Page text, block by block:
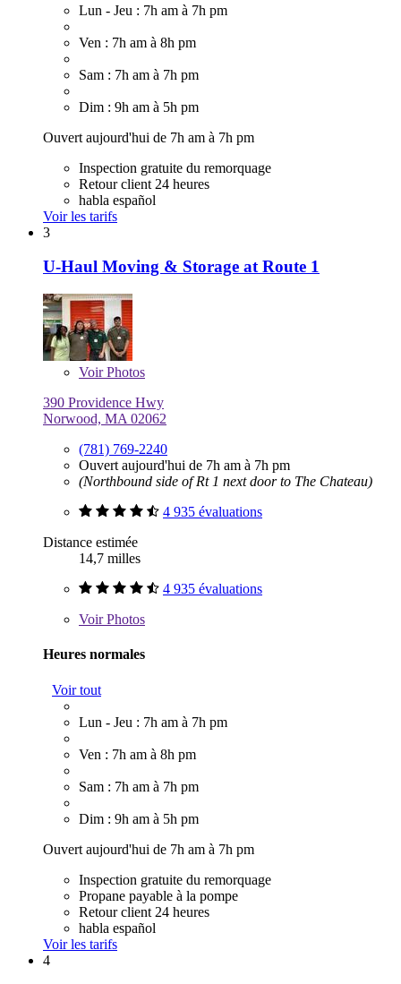
Lun - Jeu : 7h am à 7h pm
Ven : 7h am à 8h pm
Sam : 7h am à 7h pm
Dim : 9h am à 5h pm
Ouvert aujourd'hui de 7h am à 7h pm
Inspection gratuite du remorquage
Retour client 24 heures
habla español
Voir les tarifs
3
U-Haul Moving & Storage at Route 1
VoirPhotos
390 Providence Hwy
Norwood, MA 02062
(781) 769-2240
Ouvert aujourd'hui de 7h am à 7h pm
(Northbound side of Rt 1 next door to The Chateau)
4 935 évaluations
Distance estimée
14,7 milles
4 935 évaluations
VoirPhotos
Heures normales
Voir tout
Lun - Jeu : 7h am à 7h pm
Ven : 7h am à 8h pm
Sam : 7h am à 7h pm
Dim : 9h am à 5h pm
Ouvert aujourd'hui de 7h am à 7h pm
Inspection gratuite du remorquage
Propane payable à la pompe
Retour client 24 heures
habla español
Voir les tarifs
4